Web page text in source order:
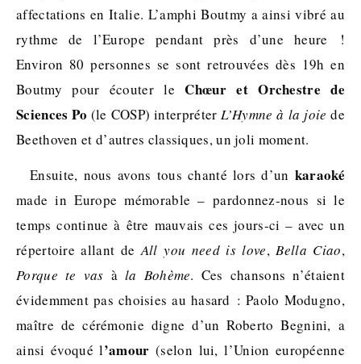
affectations en Italie. L’amphi Boutmy a ainsi vibré au
rythme de l’Europe pendant près d’une heure !
Environ 80 personnes se sont retrouvées dès 19h en
Boutmy pour écouter leChœur et Orchestre de
Sciences Po (le COSP) interpréterL’Hymne à la joie de
Beethoven et d’autres classiques, un joli moment.
Ensuite, nous avons tous chanté lors d’un karaoké
made in Europe mémorable – pardonnez-nous si le
temps continue à être mauvais ces jours-ci – avec un
répertoire allant deAll you need is love,Bella Ciao,
Porque te vas à la Bohème. Ces chansons n’étaient
évidemment pas choisies au hasard : Paolo Modugno,
maître de cérémonie digne d’un Roberto Begnini, a
ainsi évoqué l’amour (selon lui, l’Union européenne